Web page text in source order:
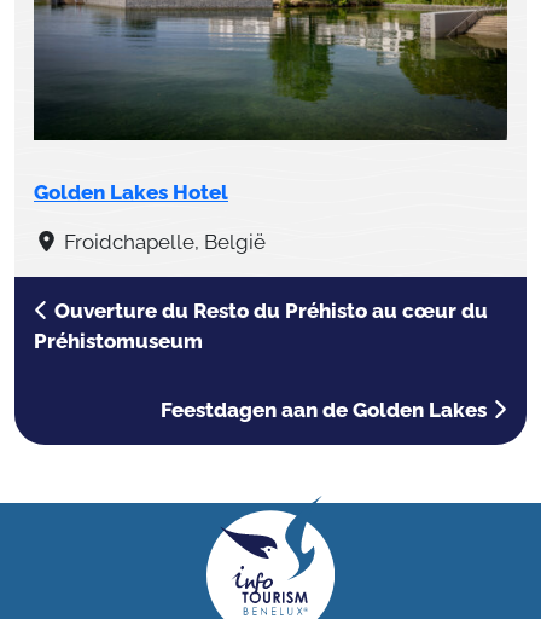
Golden Lakes Hotel
Froidchapelle, België
Ouverture du Resto du Préhisto au cœur du
Préhistomuseum
Feestdagen aan de Golden Lakes